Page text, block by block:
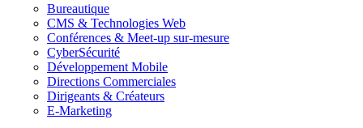
Bureautique
CMS & Technologies Web
Conférences & Meet-up sur-mesure
CyberSécurité
Développement Mobile
Directions Commerciales
Dirigeants & Créateurs
E-Marketing